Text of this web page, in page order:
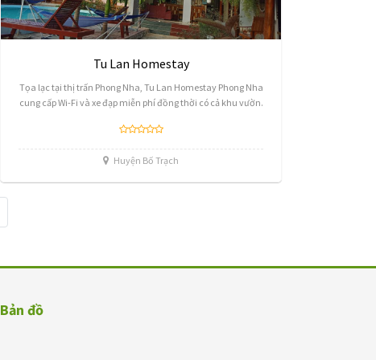
Tu Lan Homestay
Tọa lạc tại thị trấn Phong Nha, Tu Lan Homestay Phong Nha
cung cấp Wi-Fi và xe đạp miễn phí đồng thời có cả khu vườn.
Huyện Bố Trạch
Bản đồ